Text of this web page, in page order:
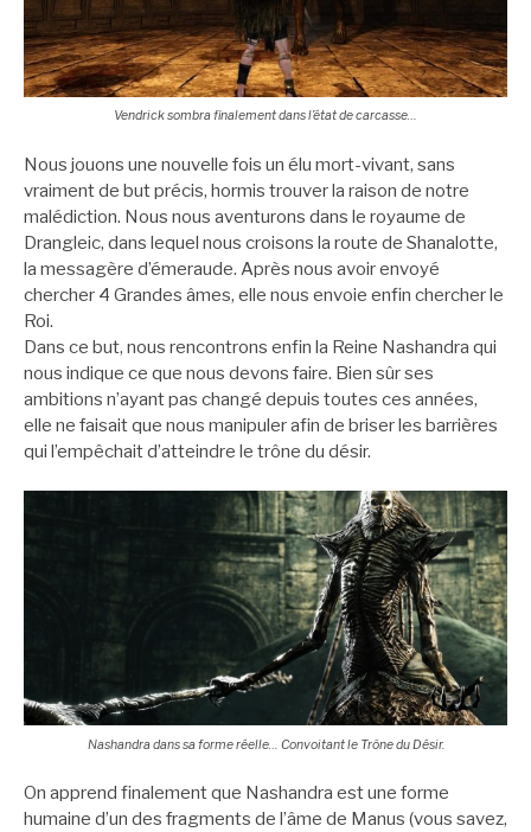
Vendrick sombra finalement dans l’état de carcasse…
Nous jouons une nouvelle fois un élu mort-vivant, sans
vraiment de but précis, hormis trouver la raison de notre
malédiction. Nous nous aventurons dans le royaume de
Drangleic, dans lequel nous croisons la route de Shanalotte,
la messagère d’émeraude. Après nous avoir envoyé
chercher 4 Grandes âmes, elle nous envoie enfin chercher le
Roi.
Dans ce but, nous rencontrons enfin la Reine Nashandra qui
nous indique ce que nous devons faire. Bien sûr ses
ambitions n’ayant pas changé depuis toutes ces années,
elle ne faisait que nous manipuler afin de briser les barrières
qui l’empêchait d’atteindre le trône du désir.
Nashandra dans sa forme réelle… Convoitant le Trône du Désir.
On apprend finalement que Nashandra est une forme
humaine d’un des fragments de l’âme de Manus (vous savez,